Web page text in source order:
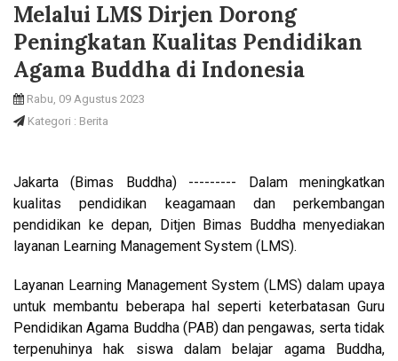
Melalui LMS Dirjen Dorong
Peningkatan Kualitas Pendidikan
Agama Buddha di Indonesia
Rabu, 09 Agustus 2023
Kategori : Berita
Jakarta (Bimas Buddha) --------- Dalam meningkatkan
kualitas pendidikan keagamaan dan perkembangan
pendidikan ke depan, Ditjen Bimas Buddha menyediakan
layanan Learning Management System (LMS).
Layanan Learning Management System (LMS) dalam upaya
untuk membantu beberapa hal seperti keterbatasan Guru
Pendidikan Agama Buddha (PAB) dan pengawas, serta tidak
terpenuhinya hak siswa dalam belajar agama Buddha,